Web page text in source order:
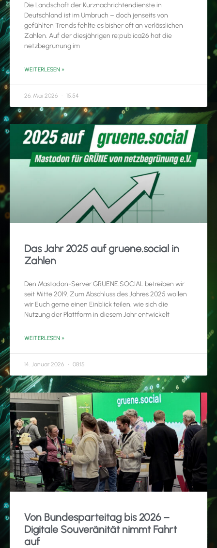
Die Landschaft der Kurznachrichtendienste in
Deutschland ist im Umbruch – doch jenseits von
gefühlten Trends fehlte es bisher oft an verlässlichen
Zahlen. Auf der diesjährigen re:publica26 hat die
netzbegrünung im
WEITERLESEN »
26. Mai 2026 15:54
Das Jahr 2025 auf gruene.social in
Zahlen
Den Mastodon-Server GRUENE.SOCIAL betreiben wir
seit Mitte 2019. Zum Abschluss des Jahres 2025 wollen
wir Euch gerne einen Einblick teilen, wie sich die
Nutzung der Plattform in diesem Jahr entwickelt
WEITERLESEN »
14. Januar 2026 08:15
Von Bundesparteitag bis 2026 –
Digitale Souveränität nimmt Fahrt
auf